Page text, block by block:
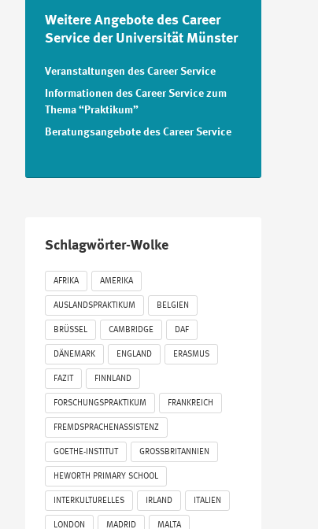
Weitere Angebote des Career
Service der Universität Münster
Veranstaltungen des Career Service
Informationen des Career Service zum
Thema “Praktikum”
Beratungsangebote des Career Service
Schlagwörter-Wolke
AFRIKA AMERIKA
AUSLANDSPRAKTIKUM BELGIEN
BRÜSSEL CAMBRIDGE DAF
DÄNEMARK ENGLAND ERASMUS
FAZIT FINNLAND
FORSCHUNGSPRAKTIKUM FRANKREICH
FREMDSPRACHENASSISTENZ
GOETHE-INSTITUT GROSSBRITANNIEN
HEWORTH PRIMARY SCHOOL
INTERKULTURELLES IRLAND ITALIEN
LONDON MADRID MALTA